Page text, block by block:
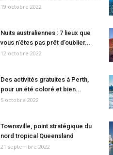
19 octobre 2022
Nuits australiennes : 7 lieux que
vous n’êtes pas prêt d’oublier...
12 octobre 2022
Des activités gratuites à Perth,
pour un été coloré et bien...
5 octobre 2022
Townsville, point stratégique du
nord tropical Queensland
21 septembre 2022